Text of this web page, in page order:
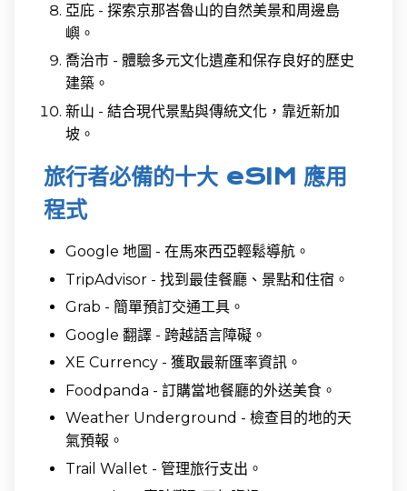
亞庇 - 探索京那峇魯山的自然美景和周邊島
嶼。
喬治市 - 體驗多元文化遺產和保存良好的歷史
建築。
新山 - 結合現代景點與傳統文化，靠近新加
坡。
旅行者必備的十大 eSIM 應用
程式
Google 地圖 - 在馬來西亞輕鬆導航。
TripAdvisor - 找到最佳餐廳、景點和住宿。
Grab - 簡單預訂交通工具。
Google 翻譯 - 跨越語言障礙。
XE Currency - 獲取最新匯率資訊。
Foodpanda - 訂購當地餐廳的外送美食。
Weather Underground - 檢查目的地的天
氣預報。
Trail Wallet - 管理旅行支出。